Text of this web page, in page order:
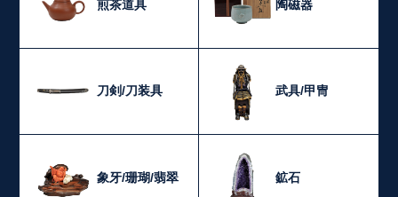
煎茶道具 陶磁器
刀剣/刀装具 武具/甲冑
象牙/珊瑚/翡翠 鉱石